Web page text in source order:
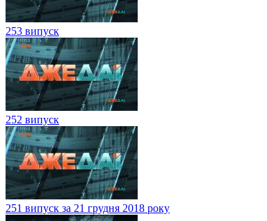
253 випуск
252 випуск
251 випуск за 21 грудня 2018 року